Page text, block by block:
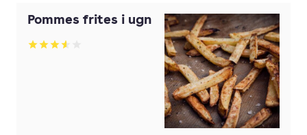
Pommes frites i ugn
Betyg: 3.58 av 5